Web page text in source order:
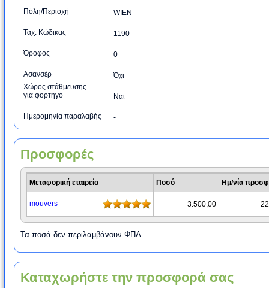
Πόλη/Περιοχή WIEN
Ταχ. Κώδικας 1190
Όροφος 0
Ασανσέρ
Όχι
Χώρος στάθμευσης
για φορτηγό
Ναι
Ημερομηνία παραλαβής -
Προσφορές
Μεταφορική εταιρεία Ποσό Ημ/νία
mouvers 3.500,00
Τα ποσά δεν περιλαμβάνουν ΦΠΑ
Καταχωρήστε την προσφορά σας